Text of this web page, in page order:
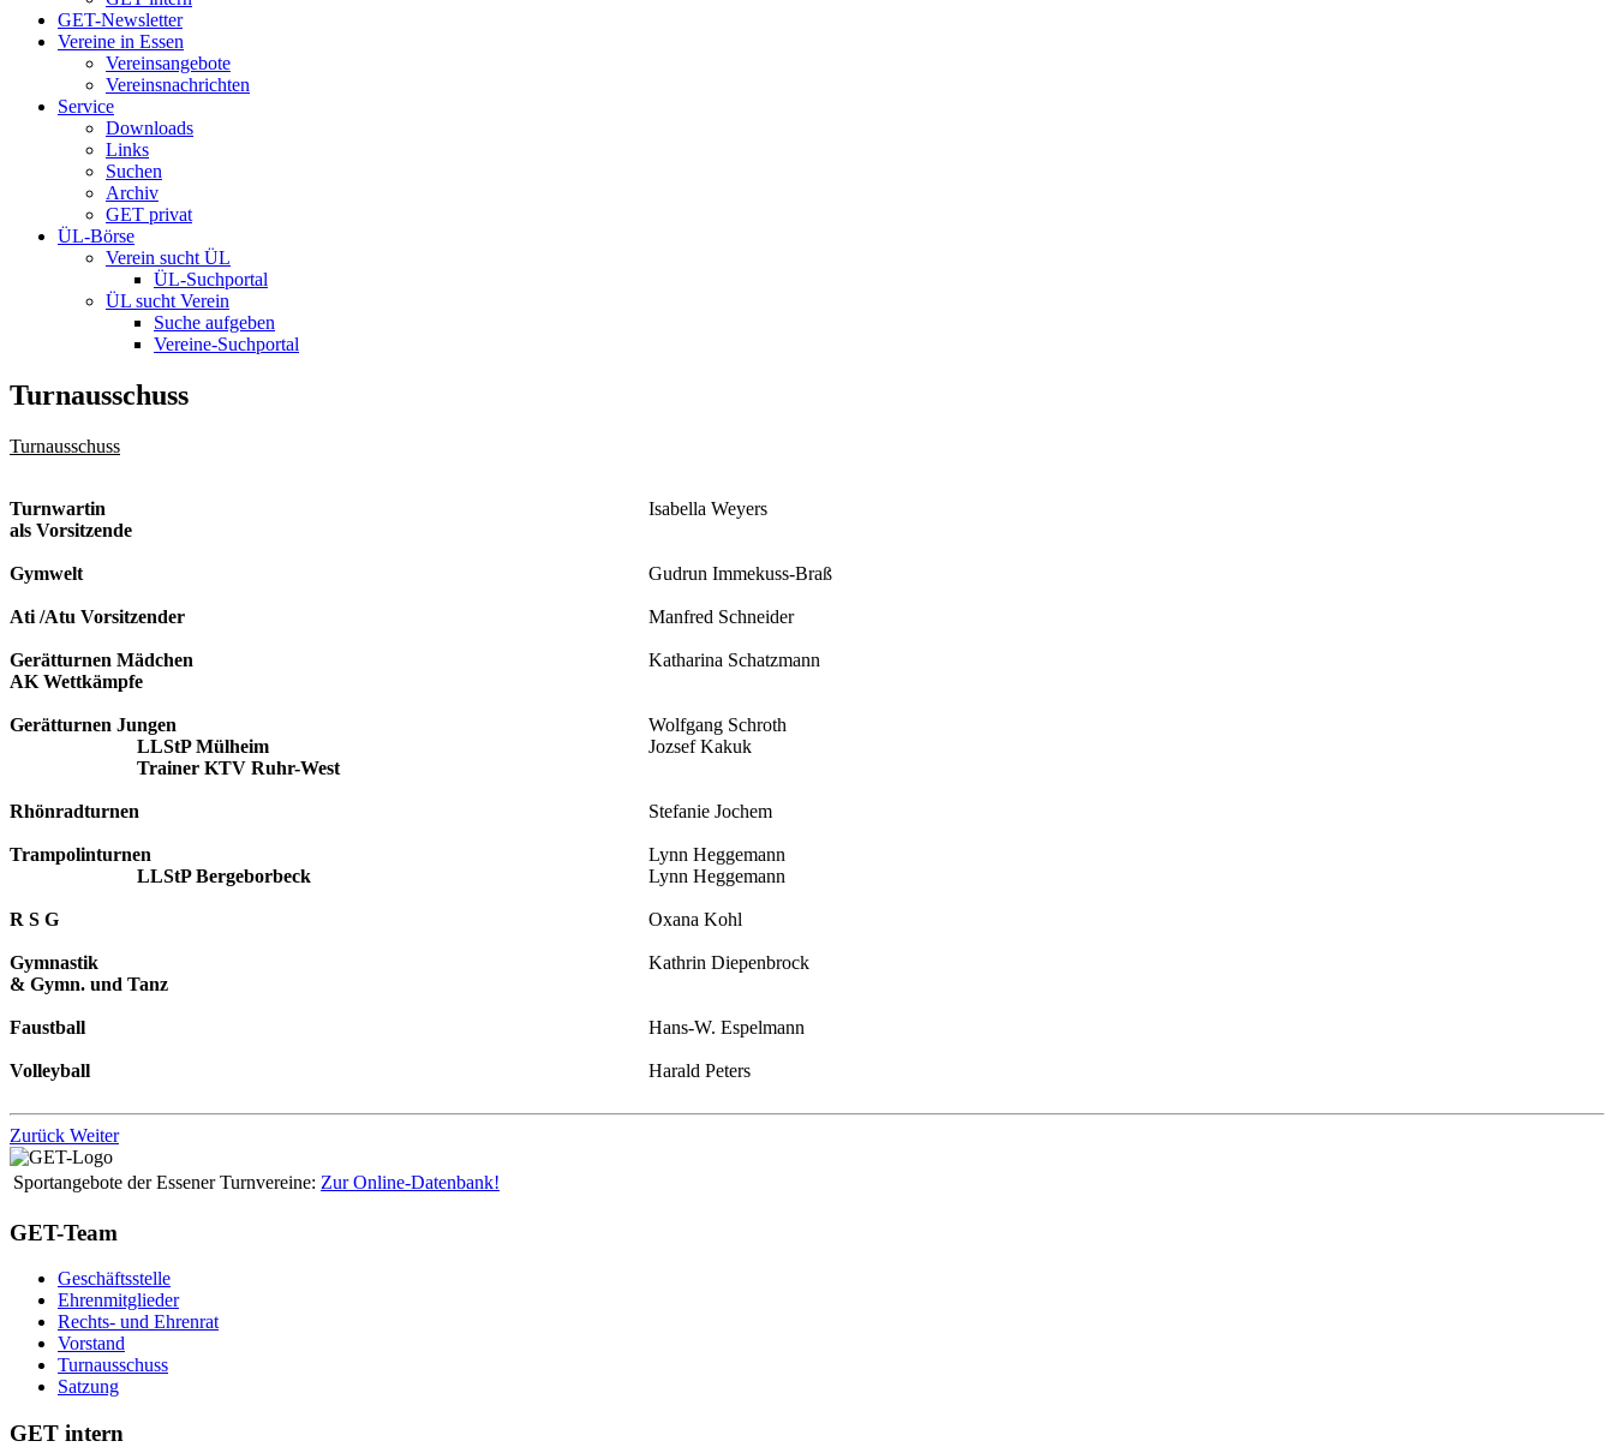
GET-Newsletter
Vereine in Essen
Vereinsangebote
Vereinsnachrichten
Service
Downloads
Links
Suchen
Archiv
GET privat
ÜL-Börse
Verein sucht ÜL
ÜL-Suchportal
ÜL sucht Verein
Suche aufgeben
Vereine-Suchportal
Turnausschuss
Turnausschuss
Turnwartin
als Vorsitzende
Isabella Weyers
Gymwelt Gudrun Immekuss-Braß
Ati /Atu Vorsitzender Manfred Schneider
Gerätturnen Mädchen
AK Wettkämpfe
Katharina Schatzmann
Gerätturnen Jungen
Wolfgang Schroth
LLStP Mülheim
Trainer KTV Ruhr-West
Jozsef Kakuk
Rhönradturnen Stefanie Jochem
Trampolinturnen
Lynn Heggemann
LLStP Bergeborbeck
Lynn Heggemann
R S G Oxana Kohl
Gymnastik
& Gymn. und Tanz
Kathrin Diepenbrock
Faustball Hans-W. Espelmann
Volleyball Harald Peters
Zurück Weiter
Sportangebote der Essener Turnvereine: Zur Online-Datenbank!
GET-Team
Geschäftsstelle
Ehrenmitglieder
Rechts- und Ehrenrat
Vorstand
Turnausschuss
Satzung
GET intern